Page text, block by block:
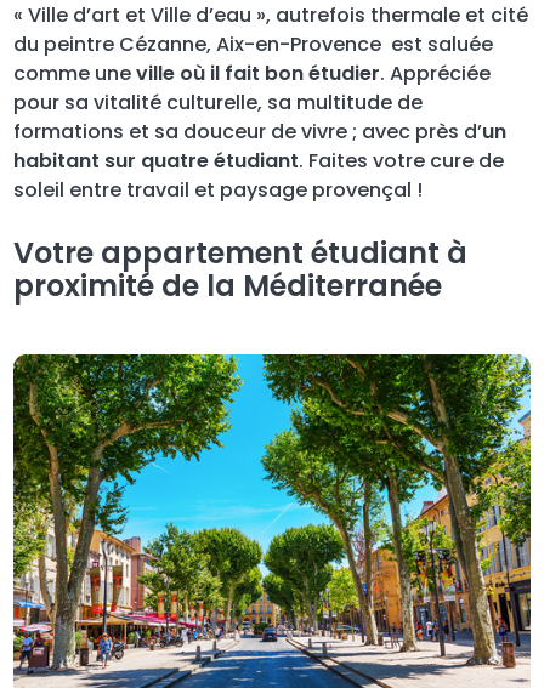
« Ville d’art et Ville d’eau », autrefois thermale et cité
du peintre Cézanne, Aix-en-Provence est saluée
comme uneville où il fait bon étudier. Appréciée
pour sa vitalité culturelle, sa multitude de
formations et sa douceur de vivre ; avec près d’un
habitant sur quatre étudiant. Faites votre cure de
soleil entre travail et paysage provençal !
Votre appartement étudiant à
proximité de la Méditerranée